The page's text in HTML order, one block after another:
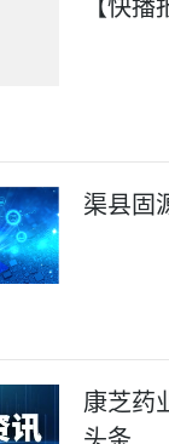
【快
渠县固
康芝药